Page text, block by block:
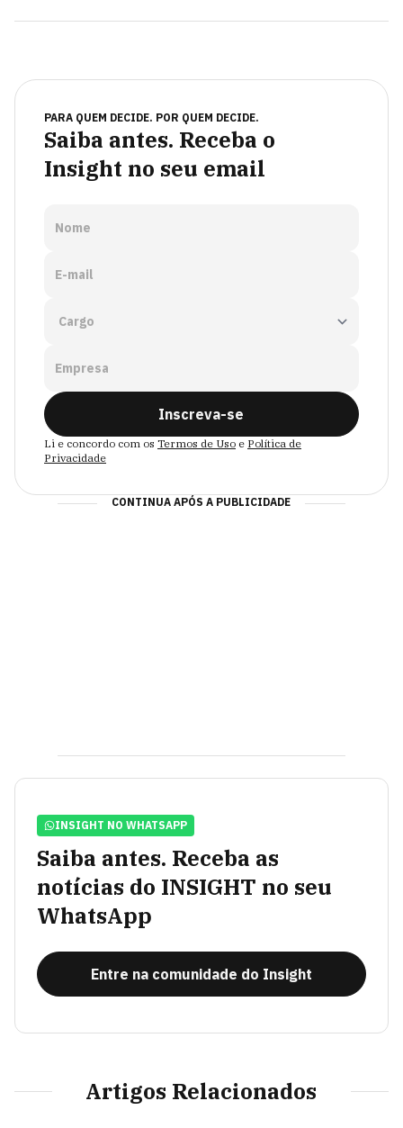
PARA QUEM DECIDE. POR QUEM DECIDE.
Saiba antes. Receba o
Insight no seu email
Nome
E-mail
Empresa
Inscreva-se
Li e concordo com os Termos de Uso e Política de
Privacidade
CONTINUA APÓS A PUBLICIDADE
INSIGHT NO WHATSAPP
Saiba antes. Receba as
notícias do INSIGHT no seu
WhatsApp
Entre na comunidade do Insight
Artigos Relacionados